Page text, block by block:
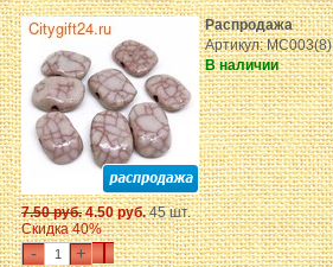
Распродажа
Артикул: MC003(8)
В наличии
7.50 руб.4.50 руб.45 шт.
Скидка 40%
- +